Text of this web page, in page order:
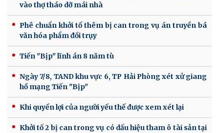
vào thợ tháo dỡ mái nhà
Phê chuẩn khởi tố thêm bị can trong vụ án truyền bá
văn hóa phẩm đồi trụy
Tiến "Bịp" lĩnh án 8 năm tù
Ngày 7/8, TAND khu vực 6, TP Hải Phòng xét xử giang
hồ mạng Tiến "Bịp"
Khi quyền lợi của người yếu thế được xem xét lại
Khởi tố 2 bị can trong vụ có dấu hiệu tham ô tài sản tại